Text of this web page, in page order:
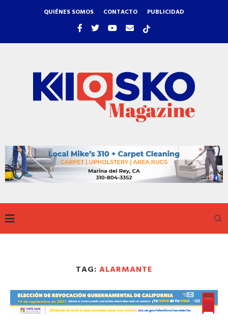
QUIÉNES SOMOS CONTACTO PUBLICIDAD
TAG: ALARMANTE